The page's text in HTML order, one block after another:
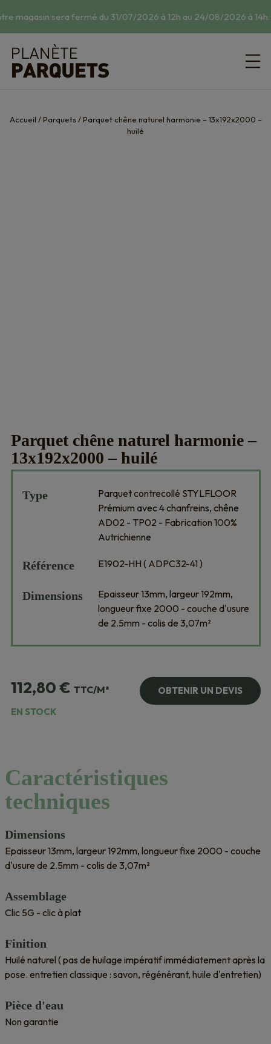
magasin sera fermé du 31/07/2026 à 12h au 24/08/2026 à 14h.
Accueil /Parquets/Parquet chêne naturel harmonie – 13x192x2000 –
huilé
Parquet chêne naturel harmonie –
13x192x2000 – huilé
Type
Parquet contrecollé STYLFLOOR
Prémium avec 4 chanfreins, chêne
AD02 - TP02 - Fabrication 100%
Autrichienne
Référence E1902-HH ( ADPC32-41 )
Dimensions
Epaisseur 13mm, largeur 192mm,
longueur fixe 2000 - couche d'usure
de 2.5mm - colis de 3,07m²
112,80€ TTC/M²
OBTENIR UN DEVIS
EN STOCK
Caractéristiques
techniques
Dimensions
Epaisseur 13mm, largeur 192mm, longueur fixe 2000 - couche
d'usure de 2.5mm - colis de 3,07m²
Assemblage
Clic 5G - clic à plat
Finition
Huilé naturel ( pas de huilage impératif immédiatement après la
pose. entretien classique : savon, régénérant, huile d'entretien)
Pièce d'eau
Non garantie